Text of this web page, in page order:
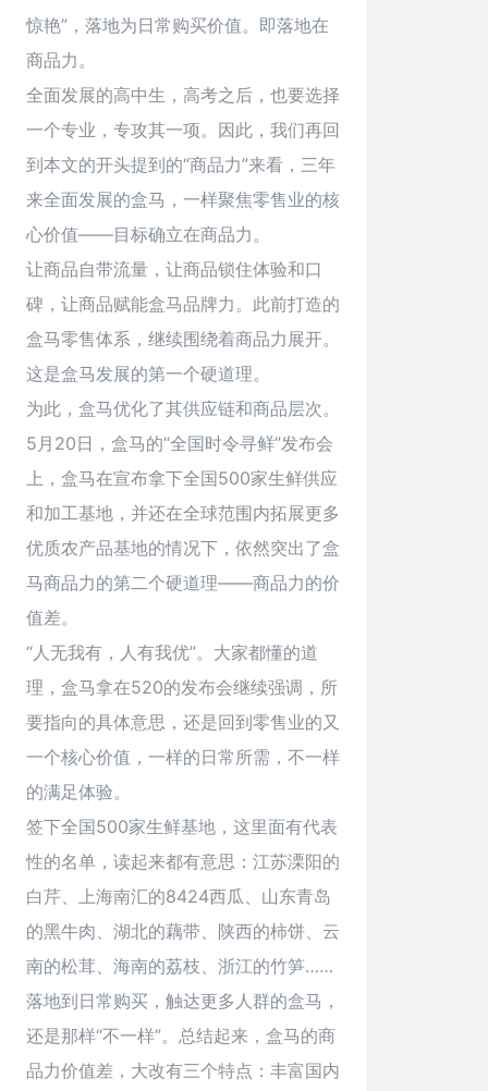
惊艳”，落地为日常购买价值。即落地在
商品力。
全面发展的高中生，高考之后，也要选择
一个专业，专攻其一项。因此，我们再回
到本文的开头提到的“商品力”来看，三年
来全面发展的盒马，一样聚焦零售业的核
心价值——目标确立在商品力。
让商品自带流量，让商品锁住体验和口
碑，让商品赋能盒马品牌力。此前打造的
盒马零售体系，继续围绕着商品力展开。
这是盒马发展的第一个硬道理。
为此，盒马优化了其供应链和商品层次。
5月20日，盒马的“全国时令寻鲜”发布会
上，盒马在宣布拿下全国500家生鲜供应
和加工基地，并还在全球范围内拓展更多
优质农产品基地的情况下，依然突出了盒
马商品力的第二个硬道理——商品力的价
值差。
“人无我有，人有我优”。大家都懂的道
理，盒马拿在520的发布会继续强调，所
要指向的具体意思，还是回到零售业的又
一个核心价值，一样的日常所需，不一样
的满足体验。
签下全国500家生鲜基地，这里面有代表
性的名单，读起来都有意思：江苏溧阳的
白芹、上海南汇的8424西瓜、山东青岛
的黑牛肉、湖北的藕带、陕西的柿饼、云
南的松茸、海南的荔枝、浙江的竹笋……
落地到日常购买，触达更多人群的盒马，
还是那样“不一样”。总结起来，盒马的商
品力价值差，大改有三个特点：丰富国内